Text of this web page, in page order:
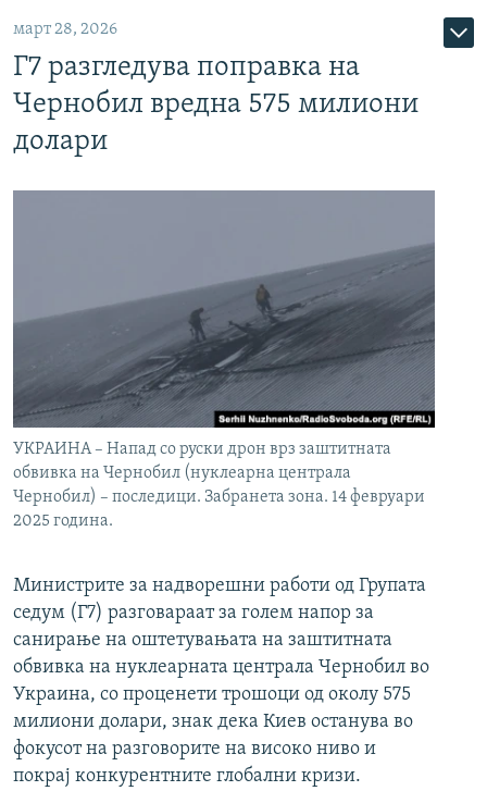
март 28, 2026
Г7 разгледува поправка на
Чернобил вредна 575 милиони
долари
УКРАИНА – Напад со руски дрон врз заштитната
обвивка на Чернобил (нуклеарна централа
Чернобил) – последици. Забранета зона. 14 февруари
2025 година.
Министрите за надворешни работи од Групата
седум (Г7) разговараат за голем напор за
санирање на оштетувањата на заштитната
обвивка на нуклеарната централа Чернобил во
Украина, со проценети трошоци од околу 575
милиони долари, знак дека Киев останува во
фокусот на разговорите на високо ниво и
покрај конкурентните глобални кризи.